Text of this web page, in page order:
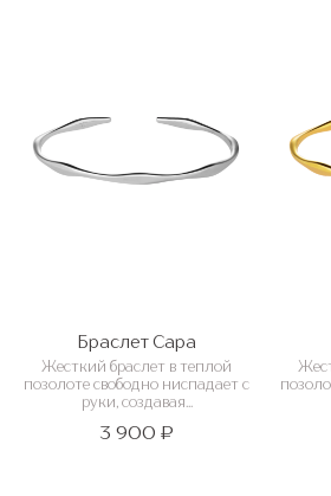
Браслет Сара
Жесткий браслет в теплой
позолоте свободно ниспадает с
руки, создавая...
3 900 ₽